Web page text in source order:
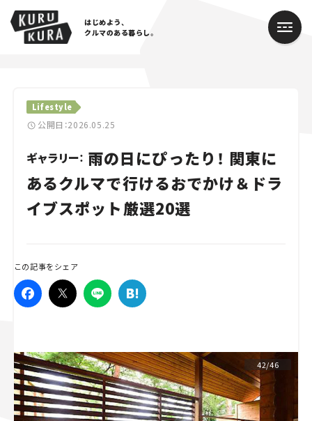
はじめよう、
クルマのある暮らし。
Lifestyle
公開日：2026.05.25
ギャラリー： 雨の日にぴったり！ 関東に
あるクルマで行けるおでかけ＆ドラ
イブスポット厳選20選
この記事をシェア
42/46
Cars
Lifestyle
Traffic
Special
Campaign
人気のハッシュタグ